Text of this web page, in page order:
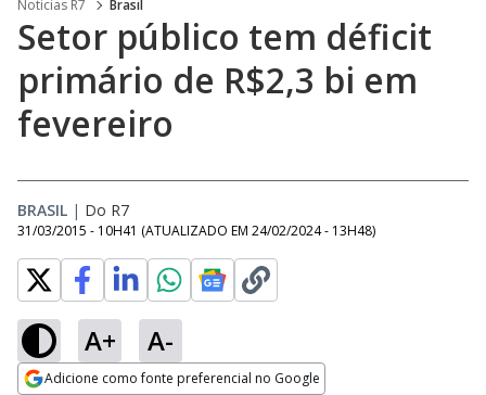
Noticias R7 Brasil
Setor público tem déficit
primário de R$2,3 bi em
fevereiro
BRASIL | Do R7
31/03/2015 - 10H41 (ATUALIZADO EM 24/02/2024 - 13H48)
A+ A-
Adicione como fonte preferencial no Google